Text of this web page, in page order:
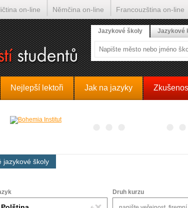
Nejlepší lektoři Jak na jazyky
jazykové školy
Druh kurzu
Jazykové školy Jazykové
on-line Němčina on-line Francouzština on-line